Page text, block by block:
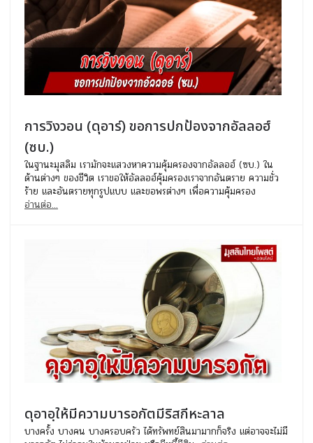
การวิงวอน (ดุอาร์) ขอการปกป้องจากอัลลอฮ์
(ซบ.)
ในฐานะมุสลิม เรามักจะแสวงหาความคุ้มครองจากอัลลอฮ์ (ซบ.) ใน
ด้านต่างๆ ของชีวิต เราขอให้อัลลอฮ์คุ้มครองเราจากอันตราย ความชั่ว
ร้าย และอันตรายทุกรูปแบบ และขอพรต่างๆ เพื่อความคุ้มครอง
อ่านต่อ...
ดุอาอฺให้มีความบารอกัตมีริสกีหะลาล
บางครั้ง บางคน บางครอบครัว ได้ทรัพทย์สินมามากก็จริง แต่อาจจะไม่มี